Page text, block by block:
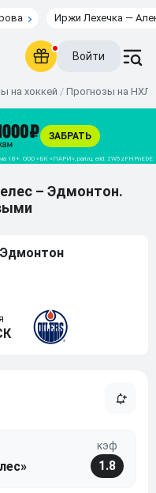
Иржи Лехечка —
Войти
на хоккей / Прогнозы на НХЛ
– Эдмонтон.
кэф
1.8